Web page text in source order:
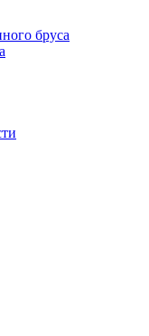
бруса